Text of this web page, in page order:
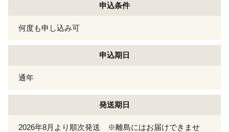
申込条件
何度も申し込み可
申込期日
通年
発送期日
2026年8月より順次発送 ※離島にはお届けできませ